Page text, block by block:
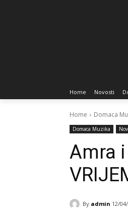
Home Novosti
Home Domaca
Domaca Muzika
Amra
By admin 12/